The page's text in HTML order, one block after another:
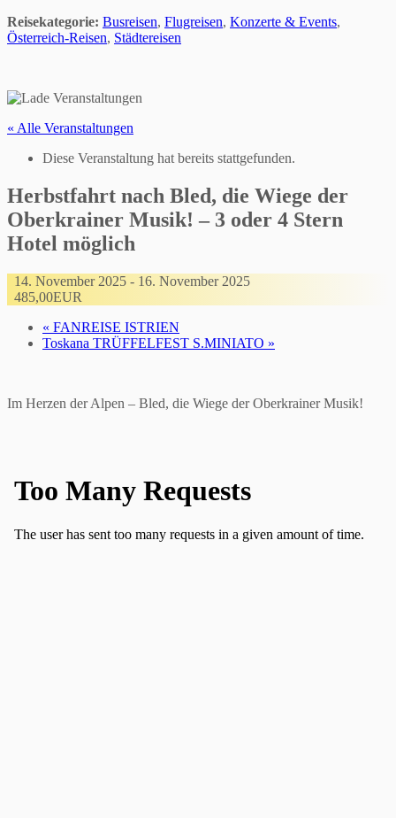
Reisekategorie: Busreisen, Flugreisen, Konzerte & Events,
Österreich-Reisen, Städtereisen
« Alle Veranstaltungen
Diese Veranstaltung hat bereits stattgefunden.
Herbstfahrt nach Bled, die Wiege der
Oberkrainer Musik! – 3 oder 4 Stern
Hotel möglich
14. November 2025 - 16. November 2025
485,00EUR
« FANREISE ISTRIEN
Toskana TRÜFFELFEST S.MINIATO »
Im Herzen der Alpen – Bled, die Wiege der Oberkrainer Musik!